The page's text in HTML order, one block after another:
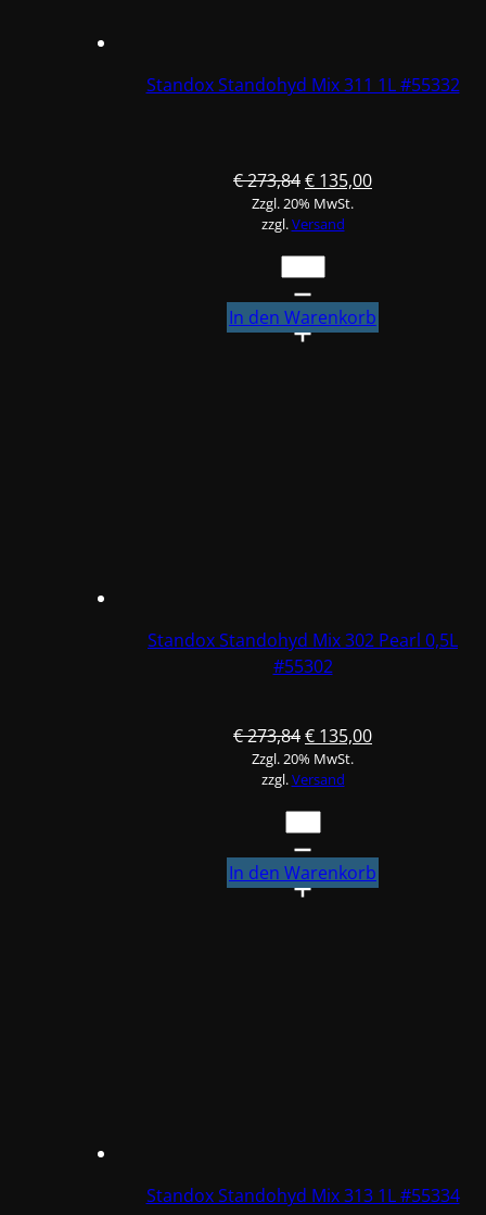
Standox Standohyd Mix 311 1L #55332
€273,84Ursprünglicher
Preis
war:
€ 273,84
€ 135,00Aktueller
Zzgl. 20% MwSt.
zzgl.Versand
Standox
Standohyd
Mix
311
In den Warenkorb
Standox Standohyd Mix 302 Pearl 0,5L
#55302
€273,84Ursprünglicher
Preis
war:
€ 273,84
€ 135,00Aktueller
Zzgl. 20% MwSt.
zzgl.Versand
Standox
Standohyd
Mix
302
In den Warenkorb
Standox Standohyd Mix 313 1L #55334